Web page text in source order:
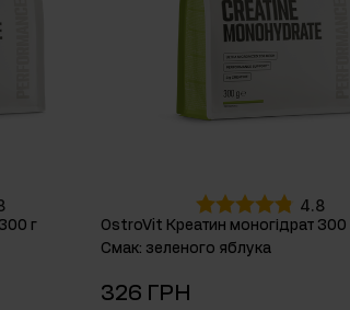
г
4.8
OstroVit Креатин моногідрат 300
Смак: зеленого яблука
326 ГРН